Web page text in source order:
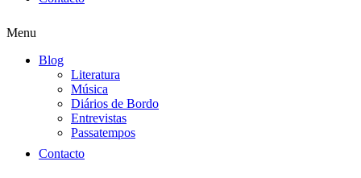
Menu
Blog
Literatura
Música
Diários de Bordo
Entrevistas
Passatempos
Contacto